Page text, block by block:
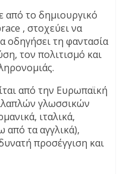
από το δημιουργικό
, στοχεύει να
οδηγήσει τη φαντασία
τον πολιτισμό και
από την Ευρωπαϊκή
γλωσσικών
ιταλικά,
από τα αγγλικά),
προσέγγιση και